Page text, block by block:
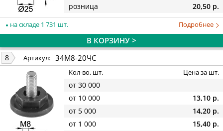
розница
20,50 р.
на складе 1 731 шт. Подробнее
В КОРЗИНУ >
8 Артикул: 34М8-20ЧС
Кол-во, шт. Цена за шт.
от 30 000
от 10 000
13,10 р.
от 5 000
14,20 р.
от 1 000
15,40 р.